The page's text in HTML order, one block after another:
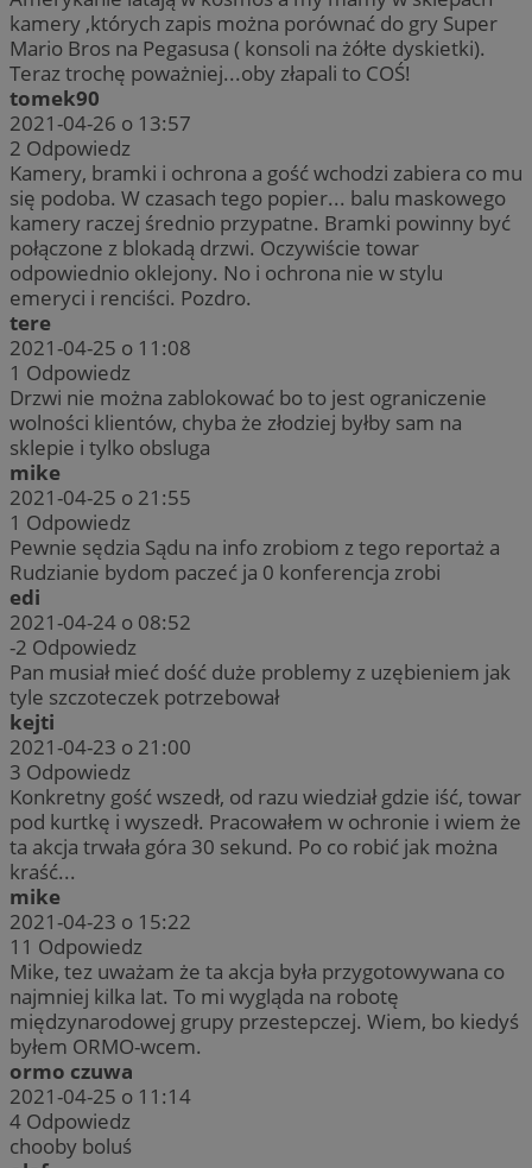
kamery ,których zapis można porównać do gry Super
Mario Bros na Pegasusa ( konsoli na żółte dyskietki).
Teraz trochę poważniej...oby złapali to COŚ!
tomek90
2021-04-26 o 13:57
2 Odpowiedz
Kamery, bramki i ochrona a gość wchodzi zabiera co mu
się podoba. W czasach tego popier... balu maskowego
kamery raczej średnio przypatne. Bramki powinny być
połączone z blokadą drzwi. Oczywiście towar
odpowiednio oklejony. No i ochrona nie w stylu
emeryci i renciści. Pozdro.
tere
2021-04-25 o 11:08
1 Odpowiedz
Drzwi nie można zablokować bo to jest ograniczenie
wolności klientów, chyba że złodziej byłby sam na
sklepie i tylko obsluga
mike
2021-04-25 o 21:55
1 Odpowiedz
Pewnie sędzia Sądu na info zrobiom z tego reportaż a
Rudzianie bydom paczeć ja 0 konferencja zrobi
edi
2021-04-24 o 08:52
-2 Odpowiedz
Pan musiał mieć dość duże problemy z uzębieniem jak
tyle szczoteczek potrzebował
kejti
2021-04-23 o 21:00
3 Odpowiedz
Konkretny gość wszedł, od razu wiedział gdzie iść, towar
pod kurtkę i wyszedł. Pracowałem w ochronie i wiem że
ta akcja trwała góra 30 sekund. Po co robić jak można
kraść...
mike
2021-04-23 o 15:22
11 Odpowiedz
Mike, tez uważam że ta akcja była przygotowywana co
najmniej kilka lat. To mi wygląda na robotę
międzynarodowej grupy przestepczej. Wiem, bo kiedyś
byłem ORMO-wcem.
ormo czuwa
2021-04-25 o 11:14
4 Odpowiedz
chooby boluś